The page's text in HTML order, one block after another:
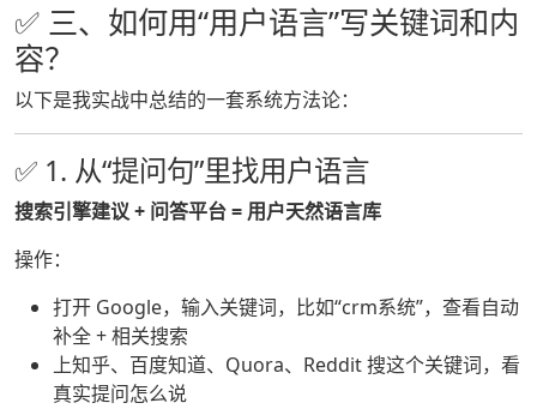
✅ 三、如何用“用户语言”写关键词和内
容？
以下是我实战中总结的一套系统方法论：
✅ 1. 从“提问句”里找用户语言
搜索引擎建议 + 问答平台 = 用户天然语言库
操作：
打开 Google，输入关键词，比如“crm系统”，查看自动
补全 + 相关搜索
上知乎、百度知道、Quora、Reddit 搜这个关键词，看
真实提问怎么说